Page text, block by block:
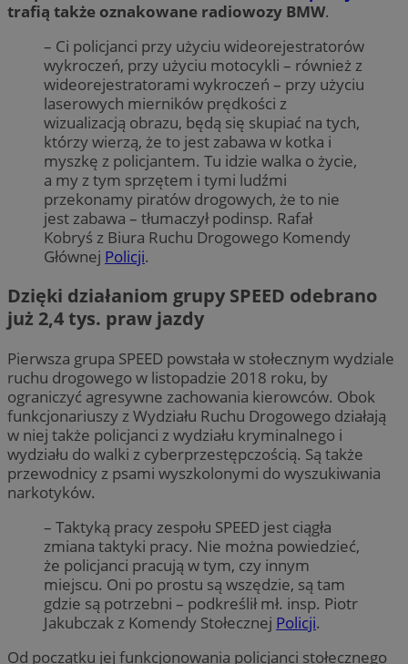
trafią także oznakowane radiowozy BMW.
– Ci policjanci przy użyciu wideorejestratorów
wykroczeń, przy użyciu motocykli – również z
wideorejestratorami wykroczeń – przy użyciu
laserowych mierników prędkości z
wizualizacją obrazu, będą się skupiać na tych,
którzy wierzą, że to jest zabawa w kotka i
myszkę z policjantem. Tu idzie walka o życie,
a my z tym sprzętem i tymi ludźmi
przekonamy piratów drogowych, że to nie
jest zabawa – tłumaczył podinsp. Rafał
Kobryś z Biura Ruchu Drogowego Komendy
Głównej Policji.
Dzięki działaniom grupy SPEED odebrano
już 2,4 tys. praw jazdy
Pierwsza grupa SPEED powstała w stołecznym wydziale
ruchu drogowego w listopadzie 2018 roku, by
ograniczyć agresywne zachowania kierowców. Obok
funkcjonariuszy z Wydziału Ruchu Drogowego działają
w niej także policjanci z wydziału kryminalnego i
wydziału do walki z cyberprzestępczością. Są także
przewodnicy z psami wyszkolonymi do wyszukiwania
narkotyków.
– Taktyką pracy zespołu SPEED jest ciągła
zmiana taktyki pracy. Nie można powiedzieć,
że policjanci pracują w tym, czy innym
miejscu. Oni po prostu są wszędzie, są tam
gdzie są potrzebni – podkreślił mł. insp. Piotr
Jakubczak z Komendy Stołecznej Policji.
Od początku jej funkcjonowania policjanci stołecznego